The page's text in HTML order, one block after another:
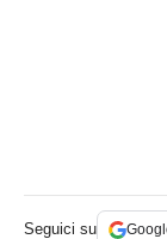
Seguici su